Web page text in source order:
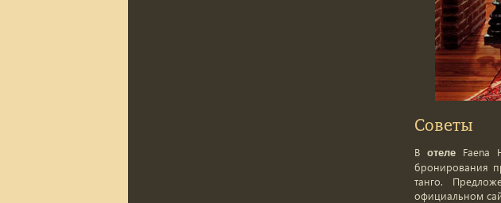
Советы
Вотеле Faena
бронирования
танго.
официальном